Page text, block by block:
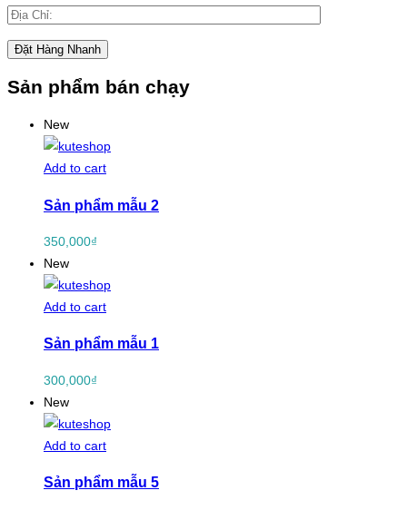
Sản phẩm bán chạy
New
Add to cart
Sản phẩm mẫu 2
350,000₫
New
Add to cart
Sản phẩm mẫu 1
300,000₫
New
Add to cart
Sản phẩm mẫu 5